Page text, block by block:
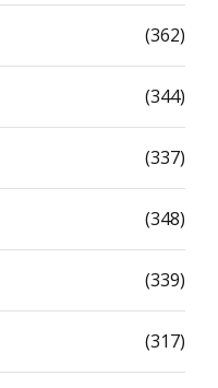
(362)
(344)
(337)
(348)
(339)
(317)